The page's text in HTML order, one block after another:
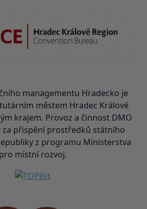
managementu Hradecko je
městem Hradec Králové
krajem. Provoz a činnost DMO
za přispění prostředků státního
z programu Ministerstva
pro místní rozvoj.